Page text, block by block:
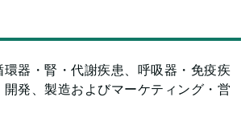
器・腎・代謝疾患、呼吸器・免疫疾
発、製造およびマーケティング・営